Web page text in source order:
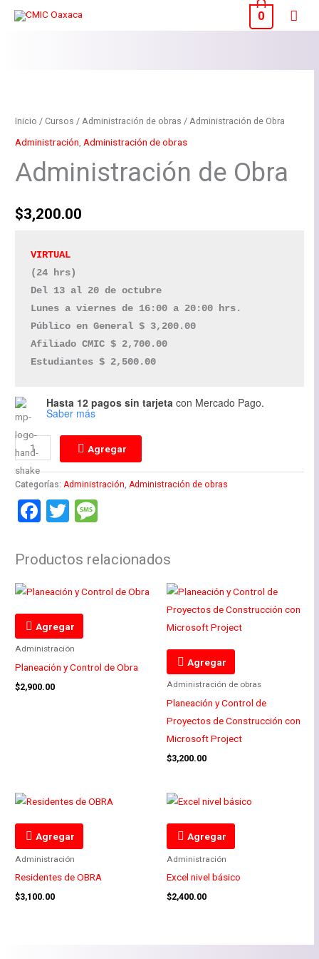
0
Inicio / Cursos / Administración de obras / Administración de Obra
Administración,Administración de obras
Administración de Obra
$3,200.00
VIRTUAL
(24 hrs)
Del 13 al 20 de octubre
Lunes a viernes de 16:00 a 20:00 hrs.
Público en General $ 3,200.00
Afiliado CMIC $ 2,700.00
Estudiantes $ 2,500.00
Hasta 12 pagos sin tarjeta con Mercado Pago.
Saber más
Obra
cantidad
Agregar
Categorías:Administración,Administración de obras
Facebook
Twitter
Productos relacionados
Agregar
Administración
Planeación y Control de Obra
$2,900.00
Agregar
Administración de obras
Planeación y Control de
Proyectos de Construcción con
Microsoft Project
$3,200.00
Agregar
Administración
Residentes de OBRA
$3,100.00
Agregar
Administración
Excel nivel básico
$2,400.00